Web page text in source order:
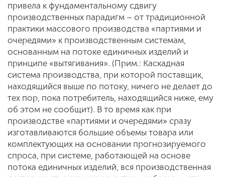
привела к фундаментальному сдвигу
производственных парадигм – от традиционной
практики массового производства «партиями и
очередями» к производственным системам,
основанным на потоке единичных изделий и
принципе «вытягивания». (Прим.: Каскадная
система производства, при которой поставщик,
находящийся выше по потоку, ничего не делает до
тех пор, пока потребитель, находящийся ниже, ему
об этом не сообщит). В то время как при
производстве «партиями и очередями» сразу
изготавливаются большие объемы товара или
комплектующих на основании прогнозируемого
спроса, при системе, работающей на основе
потока единичных изделий, вся производственная